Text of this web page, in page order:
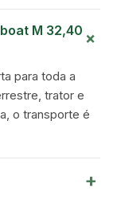
M 32,40+
para toda a
trator e
o transporte é
+